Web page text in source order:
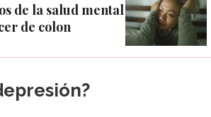
de la salud mental
de colon